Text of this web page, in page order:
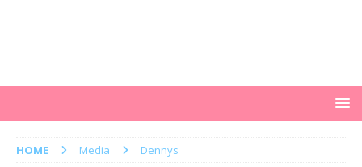
HOME Media Dennys